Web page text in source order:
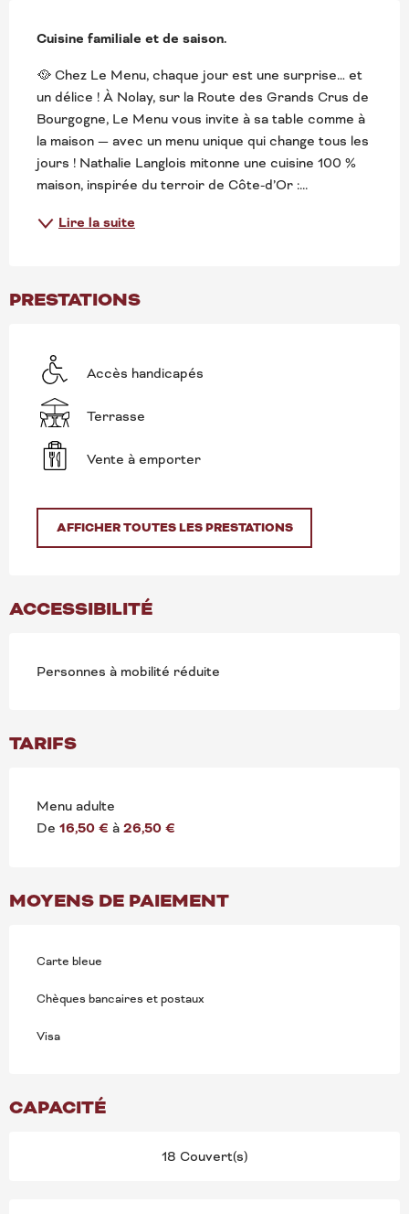
DESCRIPTION
Cuisine familiale et de saison.
🥘 Chez Le Menu, chaque jour est une surprise… et
un délice ! À Nolay, sur la Route des Grands Crus de
Bourgogne, Le Menu vous invite à sa table comme à
la maison — avec un menu unique qui change tous les
jours ! Nathalie Langlois mitonne une cuisine 100 %
maison, inspirée du terroir de Côte-d’Or :...
Lire la suite
PRESTATIONS
Accès handicapés
Terrasse
Vente à emporter
AFFICHER TOUTES LES PRESTATIONS
ACCESSIBILITÉ
Personnes à mobilité réduite
TARIFS
Menu adulte
De 16,50 € à 26,50 €
MOYENS DE PAIEMENT
Carte bleue
Chèques bancaires et postaux
Visa
CAPACITÉ
18 Couvert(s)